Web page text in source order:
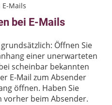
Mails
bei E-Mails
Öffnen Sie
einer unerwarteten
scheinbar bekannten
E-Mail zum Absender
öffnen. Haben Sie
vorher beim Absender.